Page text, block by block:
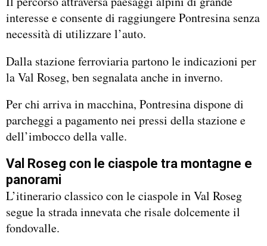
interesse e consente di raggiungere Pontresina senza
necessità di utilizzare l’auto.
Dalla stazione ferroviaria partono le indicazioni per
la Val Roseg, ben segnalata anche in inverno.
Per chi arriva in macchina, Pontresina dispone di
parcheggi a pagamento nei pressi della stazione e
dell’imbocco della valle.
Val Roseg con le ciaspole tra montagne e
panorami
L’itinerario classico con le ciaspole in Val Roseg
segue la strada innevata che risale dolcemente il
fondovalle.